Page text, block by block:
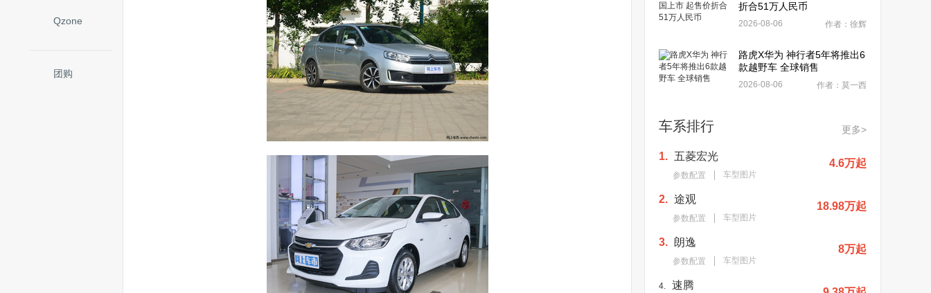
Qzone
团购
折合51万人民币
2026-08-06 作者：徐辉
路虎X华为 神行者5年将推出6
款越野车 全球销售
2026-08-06 作者：莫一西
车系排行 更多>
1. 五菱宏光
参数配置 车型图片
4.6万起
2. 途观
参数配置 车型图片
18.98万起
3. 朗逸
参数配置 车型图片
8万起
4. 速腾